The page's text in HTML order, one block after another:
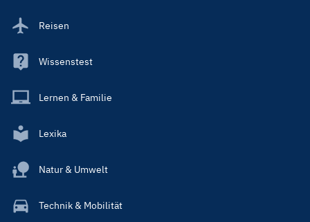
Reisen
Wissenstest
Lernen & Familie
Lexika
Natur & Umwelt
Technik & Mobilität